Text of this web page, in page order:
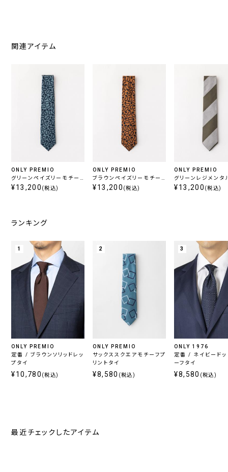
関連アイテム
ONLY PREMIO
グリーンペイズリーモチー
フタイ
¥13,200 (税込)
ONLY PREMIO
ブラウンペイズリーモチー
フタイ
¥13,200 (税込)
ONLY PREMIO
グリーンレジメンタ
イプタイ
¥13,200 (税込)
ランキング
1
ONLY PREMIO
定番 / ブラウンソリッドレッ
プタイ
¥10,780 (税込)
2
ONLY PREMIO
サックススクエアモチーフプ
リントタイ
¥8,580 (税込)
3
ONLY 1976
定番 / ネイビードッ
ーフタイ
¥8,580 (税込)
最近チェックしたアイテム